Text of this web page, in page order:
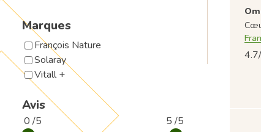
Marques
François Nature
Solaray
Vitall +
Avis
0 /5 5 /5